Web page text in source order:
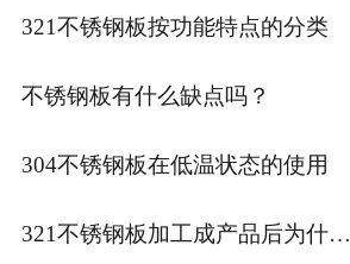
321不锈钢板按功能特点的分类
不锈钢板有什么缺点吗？
304不锈钢板在低温状态的使用
321不锈钢板加工成产品后为什么带磁